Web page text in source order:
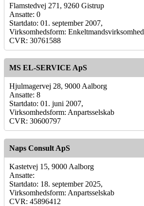
Flamstedvej 271, 9260 Gistrup
Ansatte: 0
Startdato: 01. september 2007,
Virksomhedsform: Enkeltmandsvirksomhed
CVR: 30761588
MS EL-SERVICE ApS
Hjulmagervej 28, 9000 Aalborg
Ansatte: 8
Startdato: 01. juni 2007,
Virksomhedsform: Anpartsselskab
CVR: 30600797
Naps Consult ApS
Kastetvej 15, 9000 Aalborg
Ansatte:
Startdato: 18. september 2025,
Virksomhedsform: Anpartsselskab
CVR: 45896412